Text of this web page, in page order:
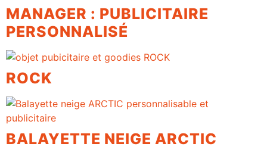
MANAGER : PUBLICITAIRE
PERSONNALISÉ
ROCK
BALAYETTE NEIGE ARCTIC